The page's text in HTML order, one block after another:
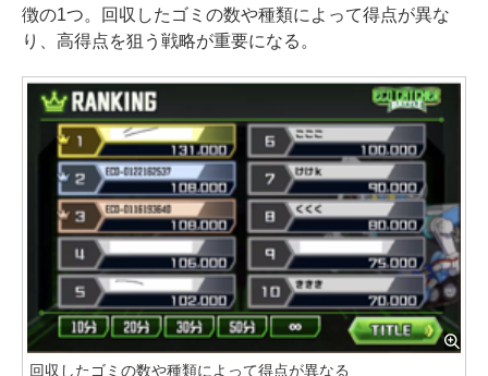
徴の1つ。回収したゴミの数や種類によって得点が異な
り、高得点を狙う戦略が重要になる。
回収したゴミの数や種類によって得点が異なる